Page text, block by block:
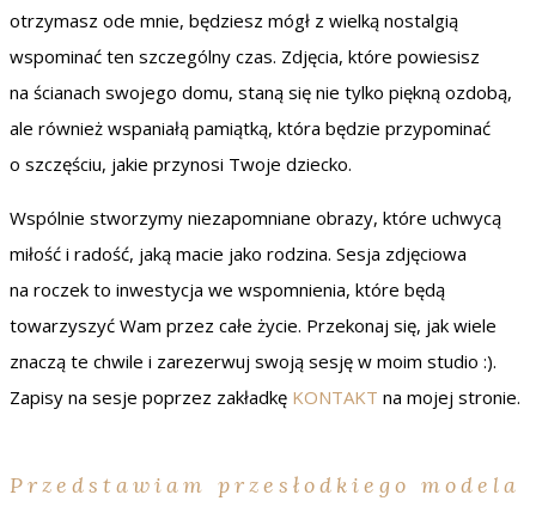
otrzymasz ode mnie, będziesz mógł z wielką nostalgią
wspominać ten szczególny czas. Zdjęcia, które powiesisz
na ścianach swojego domu, staną się nie tylko piękną ozdobą,
ale również wspaniałą pamiątką, która będzie przypominać
o szczęściu, jakie przynosi Twoje dziecko.
Wspólnie stworzymy niezapomniane obrazy, które uchwycą
miłość i radość, jaką macie jako rodzina. Sesja zdjęciowa
na roczek to inwestycja we wspomnienia, które będą
towarzyszyć Wam przez całe życie. Przekonaj się, jak wiele
znaczą te chwile i zarezerwuj swoją sesję w moim studio :).
Zapisy na sesje poprzez zakładkę KONTAKT na mojej stronie.
Przedstawiam przesłodkiego modela